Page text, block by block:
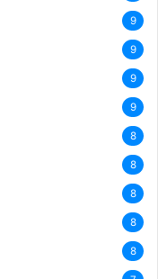
9
9
9
9
8
8
8
8
8